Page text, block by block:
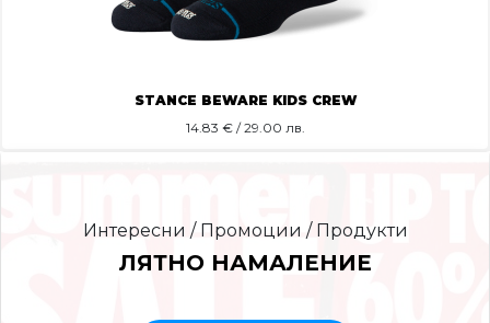
STANCE BEWARE KIDS CREW
14.83 € / 29.00 лв.
Интересни / Промоции / Продукти
ЛЯТНО НАМАЛЕНИЕ